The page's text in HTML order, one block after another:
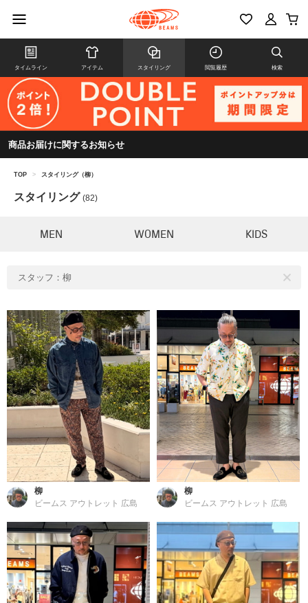
タイムライン アイテム スタイリング 閲覧履歴 検索
商品お届けに関するお知らせ
TOP > スタイリング（柳）
スタイリング (82)
MEN WOMEN KIDS
スタッフ：柳
柳
ビームス アウトレット 広島
柳
ビームス アウトレット 広島